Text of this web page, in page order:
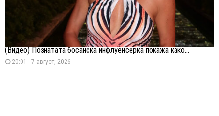
(Видео) Познатата босанска инфлуенсерка покажа како...
20:01 - 7 август, 2026